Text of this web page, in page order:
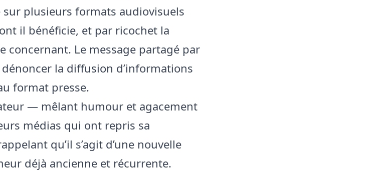
sur plusieurs formats audiovisuels
il bénéficie, et par ricochet la
concernant. Le message partagé par
la diffusion d’informations
format presse.
— mêlant humour et agacement
médias qui ont repris sa
qu’il s’agit d’une nouvelle
déjà ancienne et récurrente.